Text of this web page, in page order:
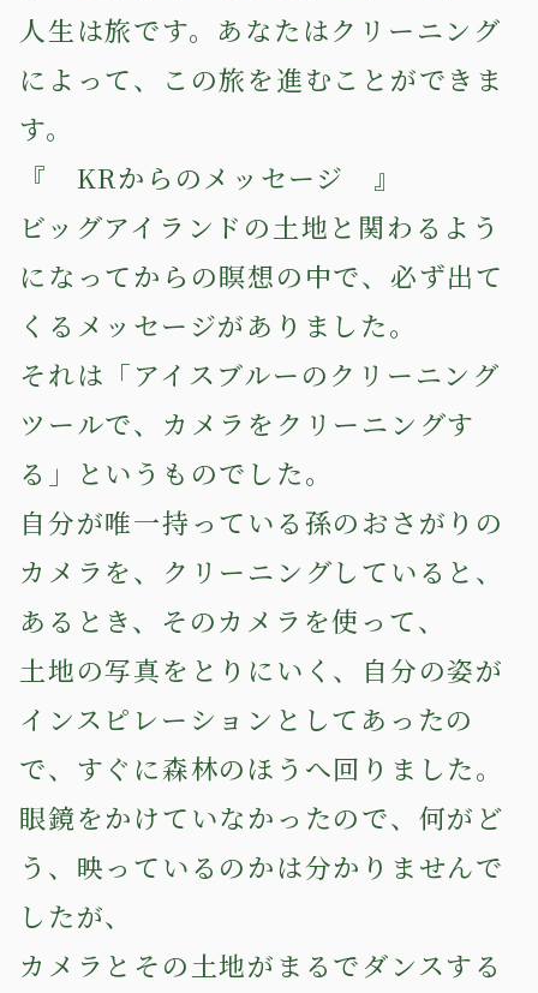
人生は旅です。あなたはクリーニング
によって、この旅を進むことができま
す。
『 KRからのメッセージ 』
ビッグアイランドの土地と関わるよう
になってからの瞑想の中で、必ず出て
くるメッセージがありました。
それは「アイスブルーのクリーニング
ツールで、カメラをクリーニングす
る」というものでした。
自分が唯一持っている孫のおさがりの
カメラを、クリーニングしていると、
あるとき、そのカメラを使って、
土地の写真をとりにいく、自分の姿が
インスピレーションとしてあったの
で、すぐに森林のほうへ回りました。
眼鏡をかけていなかったので、何がど
う、映っているのかは分かりませんで
したが、
カメラとその土地がまるでダンスする